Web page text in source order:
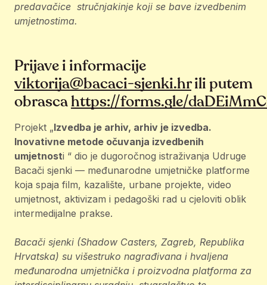
predavačice stručnjakinje koji se bave izvedbenim
umjetnostima.
Prijave i informacije
viktorija@bacaci-sjenki.hrili putem
obrascahttps://forms.gle/
Projekt „Izvedba je arhiv, arhiv je izvedba.
Inovativne metode očuvanja izvedbenih
umjetnosti “ dio je dugoročnog istraživanja Udruge
Bacači sjenki — međunarodne umjetničke platforme
koja spaja film, kazalište, urbane projekte, video
umjetnost, aktivizam i pedagoški rad u cjeloviti oblik
intermedijalne prakse.
Bacači sjenki (Shadow Casters, Zagreb, Republika
Hrvatska) su višestruko nagrađivana i hvaljena
međunarodna umjetnička i proizvodna platforma za